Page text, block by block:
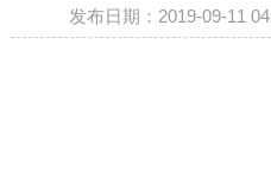
发布日期：2019-09-11